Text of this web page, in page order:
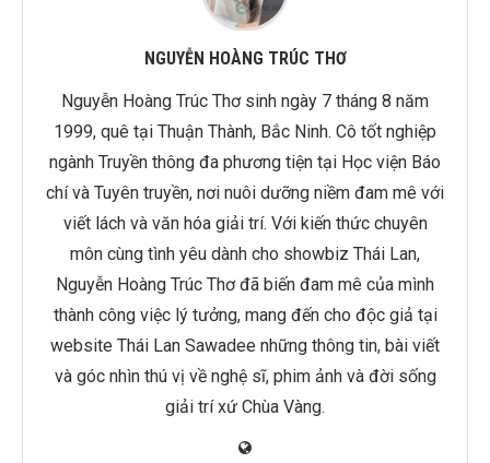
NGUYỄN HOÀNG TRÚC THƠ
Nguyễn Hoàng Trúc Thơ sinh ngày 7 tháng 8 năm
1999, quê tại Thuận Thành, Bắc Ninh. Cô tốt nghiệp
ngành Truyền thông đa phương tiện tại Học viện Báo
chí và Tuyên truyền, nơi nuôi dưỡng niềm đam mê với
viết lách và văn hóa giải trí. Với kiến thức chuyên
môn cùng tình yêu dành cho showbiz Thái Lan,
Nguyễn Hoàng Trúc Thơ đã biến đam mê của mình
thành công việc lý tưởng, mang đến cho độc giả tại
website Thái Lan Sawadee những thông tin, bài viết
và góc nhìn thú vị về nghệ sĩ, phim ảnh và đời sống
giải trí xứ Chùa Vàng.